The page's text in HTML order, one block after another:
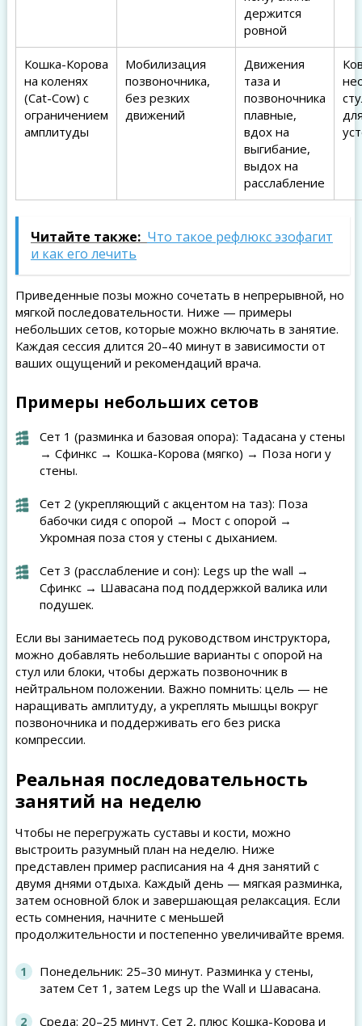
держится
ровной
Кошка-Корова
на коленях
(Cat-Cow) с
ограничением
амплитуды
Мобилизация
позвоночника,
без резких
движений
Движения
таза и
позвоночника
плавные,
вдох на
выгибание,
выдох на
расслабление
Читайте также: Что такое рефлюкс эзофагит
и как его лечить
Приведенные позы можно сочетать в непрерывной, но
мягкой последовательности. Ниже — примеры
небольших сетов, которые можно включать в занятие.
Каждая сессия длится 20–40 минут в зависимости от
ваших ощущений и рекомендаций врача.
Примеры небольших сетов
Сет 1 (разминка и базовая опора): Тадасана у стены
→ Сфинкс → Кошка-Корова (мягко) → Поза ноги у
стены.
Сет 2 (укрепляющий с акцентом на таз): Поза
бабочки сидя с опорой → Мост с опорой →
Укромная поза стоя у стены с дыханием.
Сет 3 (расслабление и сон): Legs up the wall →
Сфинкс → Шавасана под поддержкой валика или
подушек.
Если вы занимаетесь под руководством инструктора,
можно добавлять небольшие варианты с опорой на
стул или блоки, чтобы держать позвоночник в
нейтральном положении. Важно помнить: цель — не
наращивать амплитуду, а укреплять мышцы вокруг
позвоночника и поддерживать его без риска
компрессии.
Реальная последовательность
занятий на неделю
Чтобы не перегружать суставы и кости, можно
выстроить разумный план на неделю. Ниже
представлен пример расписания на 4 дня занятий с
двумя днями отдыха. Каждый день — мягкая разминка,
затем основной блок и завершающая релаксация. Если
есть сомнения, начните с меньшей
продолжительности и постепенно увеличивайте время.
Понедельник: 25–30 минут. Разминка у стены,
затем Сет 1, затем Legs up the Wall и Шавасана.
Среда: 20–25 минут. Сет 2, плюс Кошка-Корова и